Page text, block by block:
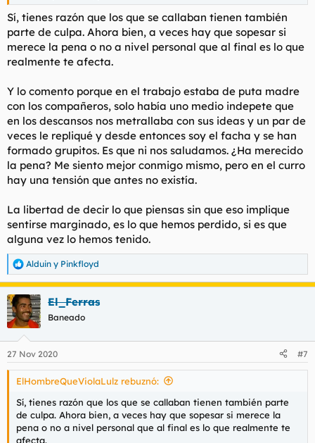
Sí, tienes razón que los que se callaban tienen también
parte de culpa. Ahora bien, a veces hay que sopesar si
merece la pena o no a nivel personal que al final es lo que
realmente te afecta.
Y lo comento porque en el trabajo estaba de puta madre
con los compañeros, solo había uno medio indepete que
en los descansos nos metrallaba con sus ideas y un par de
veces le repliqué y desde entonces soy el facha y se han
formado grupitos. Es que ni nos saludamos. ¿Ha merecido
la pena? Me siento mejor conmigo mismo, pero en el curro
hay una tensión que antes no existía.
La libertad de decir lo que piensas sin que eso implique
sentirse marginado, es lo que hemos perdido, si es que
alguna vez lo hemos tenido.
R
e
a
c
c
i
e
s
Alduin y Pinkfloyd
El_Ferras
Baneado
27 Nov 2020 #7
ElHombreQueViolaLulz rebuznó:
Sí, tienes razón que los que se callaban tienen también parte
de culpa. Ahora bien, a veces hay que sopesar si merece la
pena o no a nivel personal que al final es lo que realmente te
afecta.